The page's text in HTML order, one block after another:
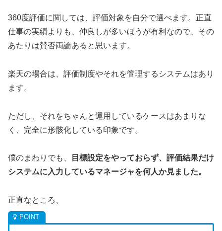
360度評価に関しては、評価対象を自分で選べます。正直
仕事の実績よりも、仲良しが多いほうが有利なので、その
あたりは賛否両論あると思います。
楽天の場合は、評価制度やそれを管理するシステムはあり
ます。
ただし、それをちゃんと運用しているケースはあまりな
く、完全に形骸化している印象です。
僕のまわりでも、
目標設定をやっておらず、評価結果だけ
システムに入力しているマネージャを何人か見ました。
正直なところ、